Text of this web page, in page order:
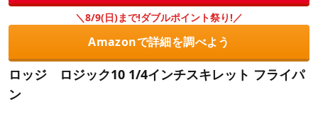
＼8/9(日)まで!ダブルポイント祭り!／
Amazonで詳細を調べよう
ロッジ ロジック10 1/4インチスキレット フライパ
ン